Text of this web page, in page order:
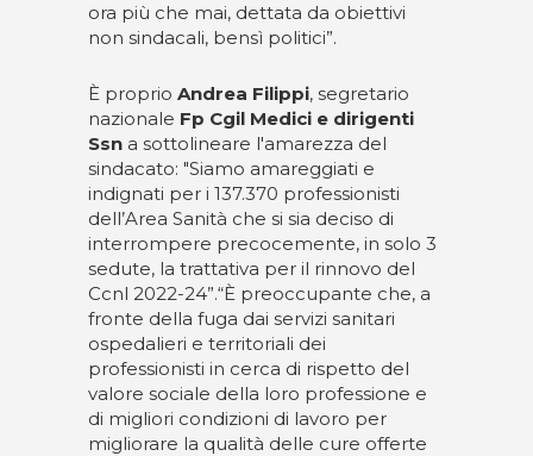
ora più che mai, dettata da obiettivi
non sindacali, bensì politici”.
È proprio Andrea Filippi, segretario
nazionale Fp Cgil Medici e dirigenti
Ssn a sottolineare l'amarezza del
sindacato: "Siamo amareggiati e
indignati per i 137.370 professionisti
dell’Area Sanità che si sia deciso di
interrompere precocemente, in solo 3
sedute, la trattativa per il rinnovo del
Ccnl 2022-24”.“È preoccupante che, a
fronte della fuga dai servizi sanitari
ospedalieri e territoriali dei
professionisti in cerca di rispetto del
valore sociale della loro professione e
di migliori condizioni di lavoro per
migliorare la qualità delle cure offerte